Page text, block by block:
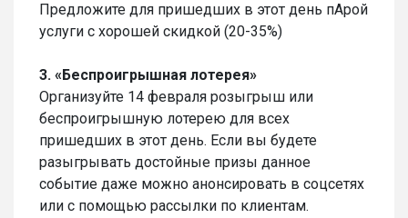
Предложите для пришедших в этот день пАрой
услуги с хорошей скидкой (20-35%)
3. «Беспроигрышная лотерея»
Организуйте 14 февраля розыгрыш или
беспроигрышную лотерею для всех
пришедших в этот день. Если вы будете
разыгрывать достойные призы данное
событие даже можно анонсировать в соцсетях
или с помощью рассылки по клиентам.